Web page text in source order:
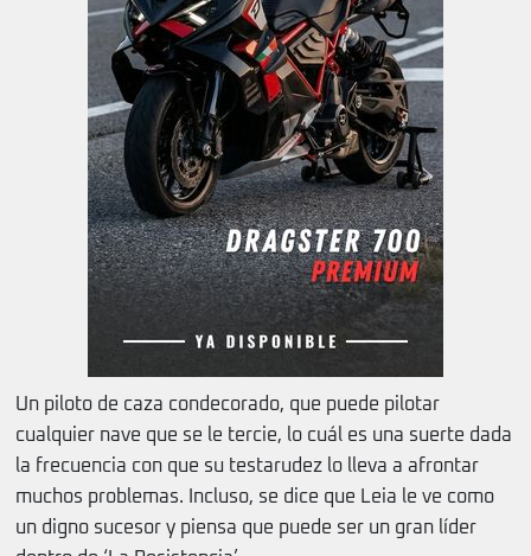
Un piloto de caza condecorado, que puede pilotar
cualquier nave que se le tercie, lo cuál es una suerte dada
la frecuencia con que su testarudez lo lleva a afrontar
muchos problemas. Incluso, se dice que Leia le ve como
un digno sucesor y piensa que puede ser un gran líder